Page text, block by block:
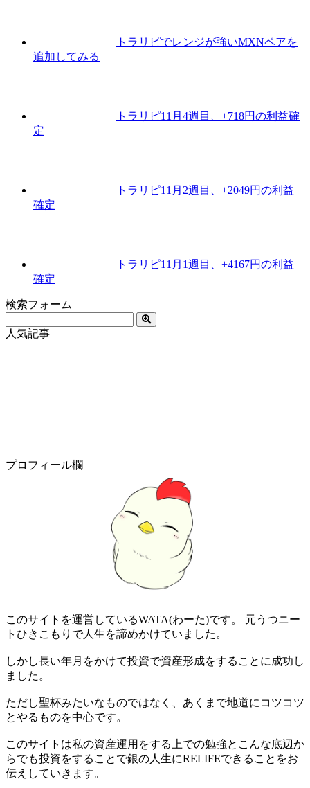
トラリピでレンジが強いMXNペアを
追加してみる
トラリピ11月4週目、+718円の利益確
定
トラリピ11月2週目、+2049円の利益
確定
トラリピ11月1週目、+4167円の利益
確定
検索フォーム
人気記事
プロフィール欄
このサイトを運営しているWATA(わーた)です。 元うつニー
トひきこもりで人生を諦めかけていました。
しかし長い年月をかけて投資で資産形成をすることに成功し
ました。
ただし聖杯みたいなものではなく、あくまで地道にコツコツ
とやるものを中心です。
このサイトは私の資産運用をする上での勉強とこんな底辺か
らでも投資をすることで銀の人生にRELIFEできることをお
伝えしていきます。